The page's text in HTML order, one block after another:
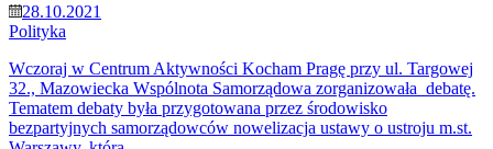
28.10.2021
Polityka
Wczoraj w Centrum Aktywności Kocham Pragę przy ul. Targowej
32., Mazowiecka Wspólnota Samorządowa zorganizowała debatę.
Tematem debaty była przygotowana przez środowisko
bezpartyjnych samorządowców nowelizacja ustawy o ustroju m.st.